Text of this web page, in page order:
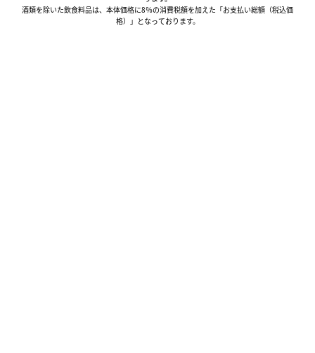
酒類を除いた飲食料品は、本体価格に8％の消費税額を加えた「お支払い総額（税込価
格）」となっております。